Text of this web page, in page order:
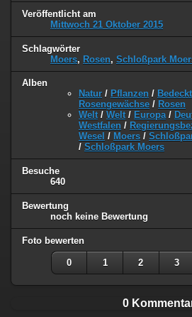
Veröffentlicht am
Mittwoch 21 Oktober 2015
Schlagwörter
Moers, Rosen, Schloßpark
Alben
Natur / Pflanzen /
Rosengewächse / Rosen
Welt / Welt / Europa/
Westfalen /
Wesel / Moers /
/ Schloßpark Moers
Besuche
640
Bewertung
noch keine Bewertung
Foto bewerten
0 1 2 3
0